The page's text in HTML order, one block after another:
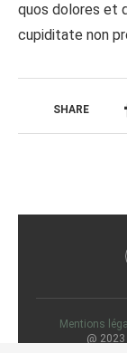
quos dolores et
cupiditate non
SHARE
Mentions
@